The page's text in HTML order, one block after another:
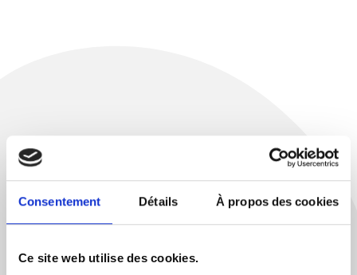
Consentement Détails À propos des cookies
Ce site web utilise des cookies.